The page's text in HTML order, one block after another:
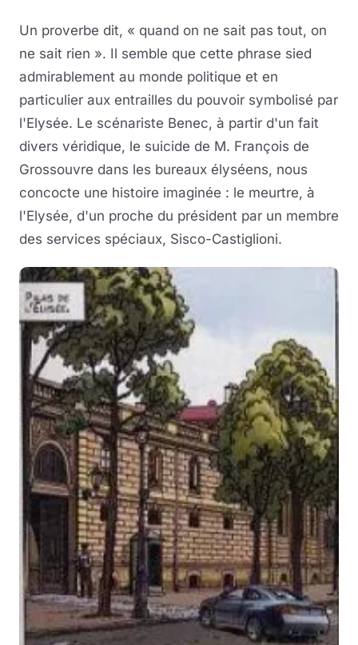
Un proverbe dit, « quand on ne sait pas tout, on
ne sait rien ». Il semble que cette phrase sied
admirablement au monde politique et en
particulier aux entrailles du pouvoir symbolisé par
l'Elysée. Le scénariste Benec, à partir d'un fait
divers véridique, le suicide de M. François de
Grossouvre dans les bureaux élyséens, nous
concocte une histoire imaginée : le meurtre, à
l'Elysée, d'un proche du président par un membre
des services spéciaux, Sisco-Castiglioni.